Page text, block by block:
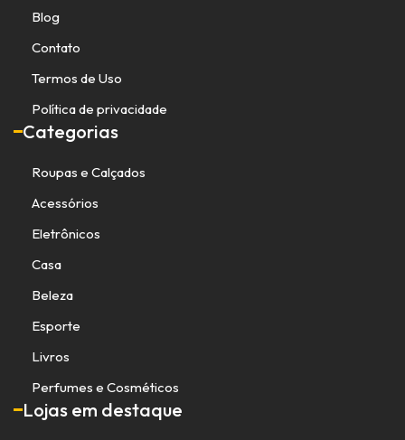
Blog
Contato
Termos de Uso
Política de privacidade
Categorias
Roupas e Calçados
Acessórios
Eletrônicos
Casa
Beleza
Esporte
Livros
Perfumes e Cosméticos
Lojas em destaque